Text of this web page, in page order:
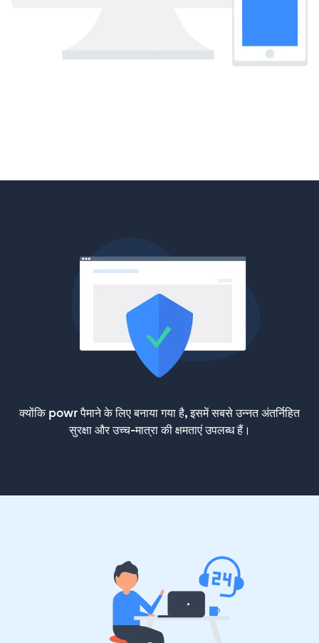
क्योंकि powr पैमाने के लिए बनाया गया है, इसमें सबसे उन्नत अंतर्निहित
सुरक्षा और उच्च-मात्रा की क्षमताएं उपलब्ध हैं।